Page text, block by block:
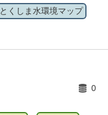
とくしま水環境マップ
0